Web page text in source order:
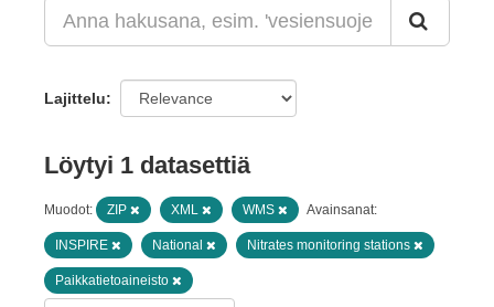
Lajittelu
Löytyi 1 datasettiä
Muodot: ZIP XML WMS Avainsanat:
INSPIRE National Nitrates monitoring stations
Paikkatietoaineisto